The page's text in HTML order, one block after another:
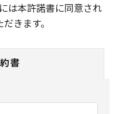
は本許諾書に同意され
きます。
書